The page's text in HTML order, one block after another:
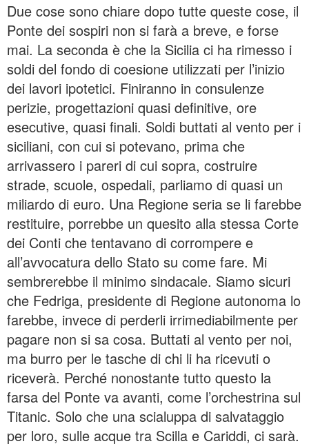
Due cose sono chiare dopo tutte queste cose, il
Ponte dei sospiri non si farà a breve, e forse
mai. La seconda è che la Sicilia ci ha rimesso i
soldi del fondo di coesione utilizzati per l’inizio
dei lavori ipotetici. Finiranno in consulenze
perizie, progettazioni quasi definitive, ore
esecutive, quasi finali. Soldi buttati al vento per i
siciliani, con cui si potevano, prima che
arrivassero i pareri di cui sopra, costruire
strade, scuole, ospedali, parliamo di quasi un
miliardo di euro. Una Regione seria se li farebbe
restituire, porrebbe un quesito alla stessa Corte
dei Conti che tentavano di corrompere e
all’avvocatura dello Stato su come fare. Mi
sembrerebbe il minimo sindacale. Siamo sicuri
che Fedriga, presidente di Regione autonoma lo
farebbe, invece di perderli irrimediabilmente per
pagare non si sa cosa. Buttati al vento per noi,
ma burro per le tasche di chi li ha ricevuti o
riceverà. Perché nonostante tutto questo la
farsa del Ponte va avanti, come l’orchestrina sul
Titanic. Solo che una scialuppa di salvataggio
per loro, sulle acque tra Scilla e Cariddi, ci sarà.